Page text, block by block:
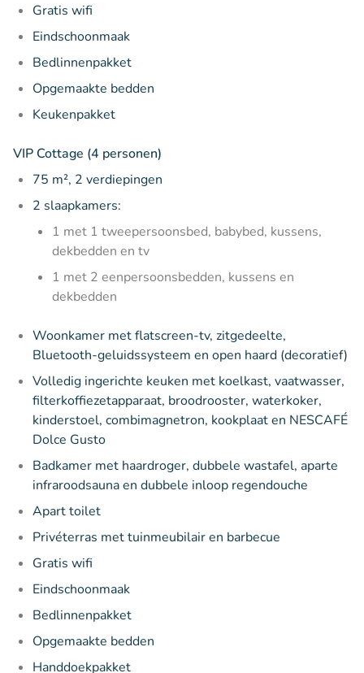
Gratis wifi
Eindschoonmaak
Bedlinnenpakket
Opgemaakte bedden
Keukenpakket
VIP Cottage (4 personen)
75 m², 2 verdiepingen
2 slaapkamers:
1 met 1 tweepersoonsbed, babybed, kussens,
dekbedden en tv
1 met 2 eenpersoonsbedden, kussens en
dekbedden
Woonkamer met flatscreen-tv, zitgedeelte,
Bluetooth-geluidssysteem en open haard (decoratief)
Volledig ingerichte keuken met koelkast, vaatwasser,
filterkoffiezetapparaat, broodrooster, waterkoker,
kinderstoel, combimagnetron, kookplaat en NESCAFÉ
Dolce Gusto
Badkamer met haardroger, dubbele wastafel, aparte
infraroodsauna en dubbele inloop regendouche
Apart toilet
Privéterras met tuinmeubilair en barbecue
Gratis wifi
Eindschoonmaak
Bedlinnenpakket
Opgemaakte bedden
Handdoekpakket